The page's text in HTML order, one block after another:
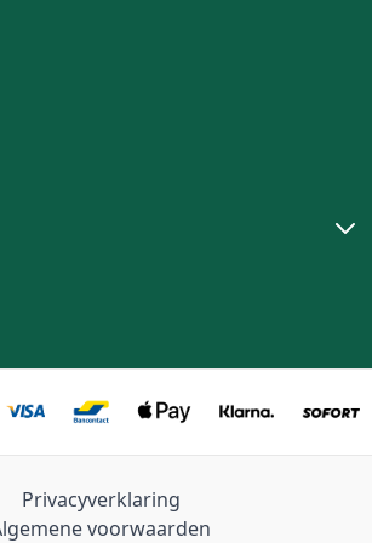
Privacyverklaring
voorwaarden